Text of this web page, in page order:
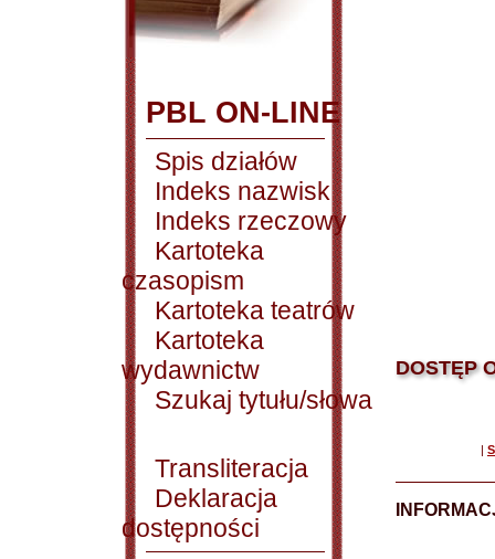
PBL ON-LINE
Spis działów
Indeks nazwisk
Indeks rzeczowy
Kartoteka
czasopism
Kartoteka teatrów
Kartoteka
wydawnictw
Szukaj tytułu/słowa
Transliteracja
Deklaracja
dostępności
DOSTĘP
|